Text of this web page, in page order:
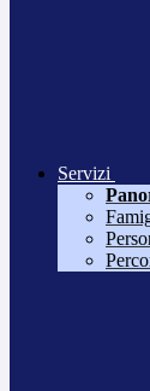
Servizi